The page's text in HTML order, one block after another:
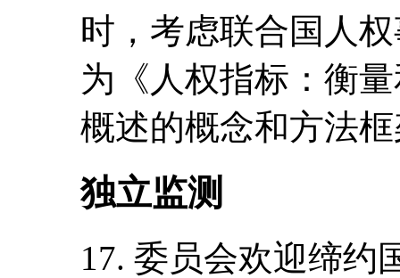
时，考虑联合国人
为《人权指标：衡
概述的概念和方法
独立监测
17. 委员会欢迎缔约